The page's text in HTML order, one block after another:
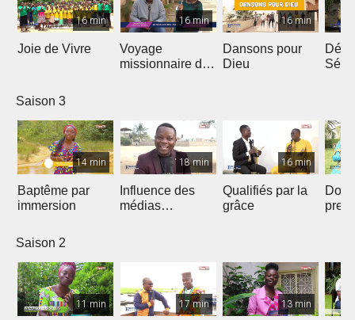
16 min
Joie de Vivre
16 min
Voyage
missionnaire de
16 min
Dansons pour
Dieu
Saison 3
14 min
Baptême par
immersion
18 min
Influence des
médias
16 min
Qualifiés par la
grâce
Saison 2
11 min 17 min 13 min